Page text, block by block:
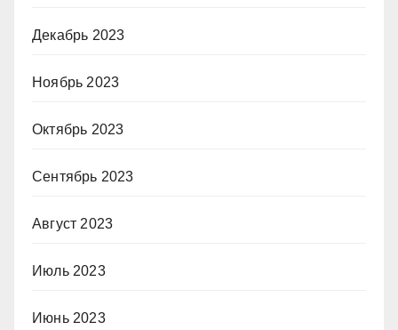
Декабрь 2023
Ноябрь 2023
Октябрь 2023
Сентябрь 2023
Август 2023
Июль 2023
Июнь 2023